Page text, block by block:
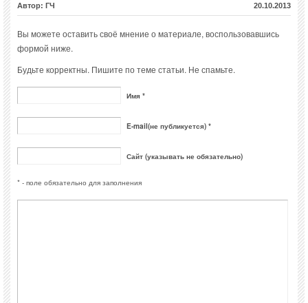
Автор: ГЧ 20.10.2013
Вы можете оставить своё мнение о материале, воспользовавшись
формой ниже.
Будьте корректны. Пишите по теме статьи. Не спамьте.
Имя *
E-mail(не публикуется) *
Сайт (указывать не обязательно)
* - поле обязательно для заполнения